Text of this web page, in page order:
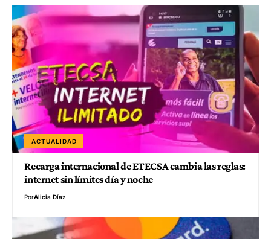
ACTUALIDAD
Recarga internacional de ETECSA cambia las reglas:
internet sin límites día y noche
PorAlicia Díaz